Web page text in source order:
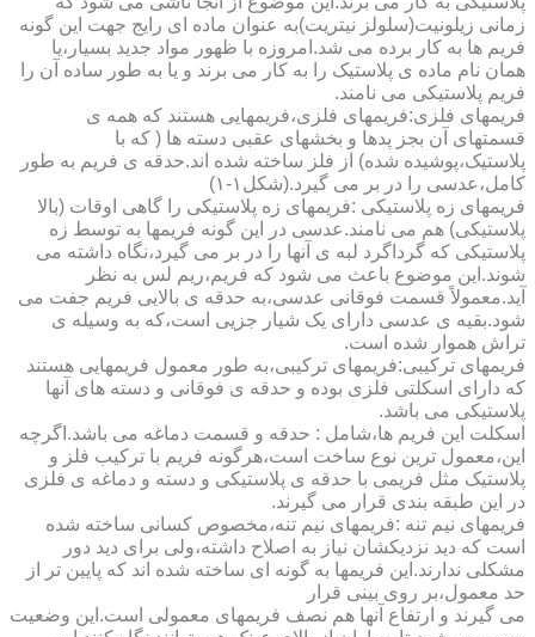
زمانی زیلونیت(سلولز نیتریت)به عنوان ماده ای رایج جهت این گونه
فریم ها به کار برده می شد.امروزه با ظهور مواد جدید بسیار،یا
همان نام ماده ی پلاستیک را به کار می برند و یا به طور ساده آن را
فریم پلاستیکی می نامند.
فریمهای فلزی:فریمهای فلزی،فریمهایی هستند که همه ی
قسمتهای آن بجز پدها و بخشهای عقبی دسته ها ( که با
پلاستیک،پوشیده شده) از فلز ساخته شده اند.حدقه ی فریم به طور
کامل،عدسی را در بر می گیرد.(شکل۱-۱)
فریمهای زه پلاستیکی :فریمهای زه پلاستیکی را گاهی اوقات (بالا
پلاستیکی) هم می نامند.عدسی در این گونه فریمها به توسط زه
پلاستیکی که گرداگرد لبه ی آنها را در بر می گیرد،نگاه داشته می
شوند.این موضوع باعث می شود که فریم،ریم لس به نظر
آید.معمولاً قسمت فوقانی عدسی،به حدقه ی بالایی فریم جفت می
شود.بقیه ی عدسی دارای یک شیار جزیی است،که به وسیله ی
تراش هموار شده است.
فریمهای ترکیبی:فریمهای ترکیبی،به طور معمول فریمهایی هستند
که دارای اسکلتی فلزی بوده و حدقه ی فوقانی و دسته های آنها
پلاستیکی می باشد.
اسکلت این فریم ها،شامل : حدقه و قسمت دماغه می باشد.اگرچه
این،معمول ترین نوع ساخت است،هرگونه فریم با ترکیب فلز و
پلاستیک مثل فریمی با حدقه ی پلاستیکی و دسته و دماغه ی فلزی
در این طبقه بندی قرار می گیرند.
فریمهای نیم تنه :فریمهای نیم تنه،مخصوص کسانی ساخته شده
است که دید نزدیکشان نیاز به اصلاح داشته،ولی برای دید دور
مشکلی ندارند.این فریمها به گونه ای ساخته شده اند که پایین تر از
حد معمول،بر روی بینی قرار
می گیرند و ارتفاع آنها هم نصف فریمهای معمولی است.این وضعیت